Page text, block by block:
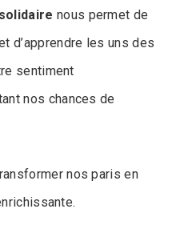
nous permet de
d’apprendre les uns des
sentiment
nos chances de
nos paris en